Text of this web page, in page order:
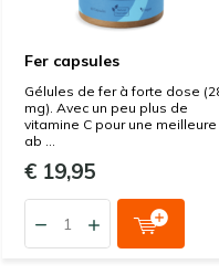
Fer capsules
Gélules de fer à forte dose
mg). Avec un peu plus de
vitamine C pour une meilleure
ab ...
€ 19,95